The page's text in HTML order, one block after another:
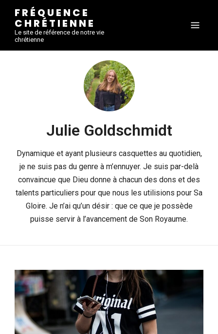
FRÉQUENCE
CHRÉTIENNE
Le site de référence de notre vie
chrétienne
Julie Goldschmidt
Dynamique et ayant plusieurs casquettes au quotidien,
je ne suis pas du genre à m’ennuyer. Je suis par-delà
convaincue que Dieu donne à chacun des dons et des
talents particuliers pour que nous les utilisions pour Sa
Gloire. Je n’ai qu’un désir : que ce que je possède
puisse servir à l’avancement de Son Royaume.